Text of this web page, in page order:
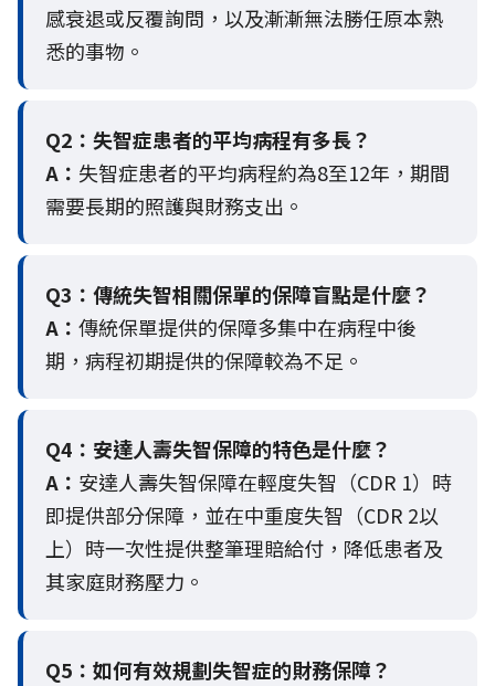
感衰退或反覆詢問，以及漸漸無法勝任原本熟
悉的事物。
Q2： 失智症患者的平均病程有多長？
A： 失智症患者的平均病程約為8至12年，期間
需要長期的照護與財務支出。
Q3： 傳統失智相關保單的保障盲點是什麼？
A： 傳統保單提供的保障多集中在病程中後
期，病程初期提供的保障較為不足。
Q4： 安達人壽失智保障的特色是什麼？
A： 安達人壽失智保障在輕度失智（CDR 1）時
即提供部分保障，並在中重度失智（CDR 2以
上）時一次性提供整筆理賠給付，降低患者及
其家庭財務壓力。
Q5： 如何有效規劃失智症的財務保障？